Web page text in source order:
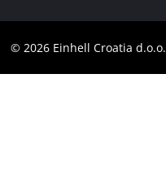
Skladnost
Facebook
© 2026 Einhell Croatia d.o.o.